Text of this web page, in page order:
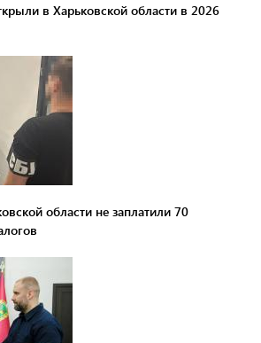
в Харьковской области в 2026
области не заплатили 70